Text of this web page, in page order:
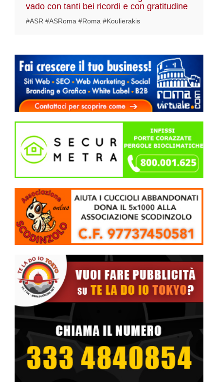
vado con tanti bei ricordi e con gratitudine
#ASR #ASRoma #Roma #Koulierakis